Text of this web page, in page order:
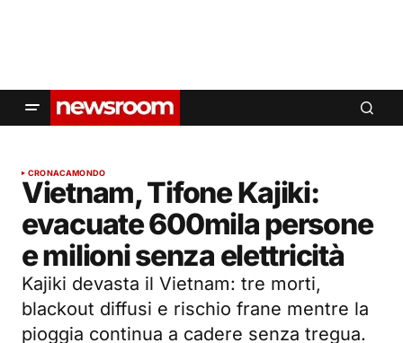
CRONACAMONDO
Vietnam, Tifone Kajiki:
evacuate 600mila persone
e milioni senza elettricità
Kajiki devasta il Vietnam: tre morti,
blackout diffusi e rischio frane mentre la
pioggia continua a cadere senza tregua.